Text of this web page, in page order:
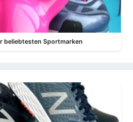
beliebtesten Sportmarken